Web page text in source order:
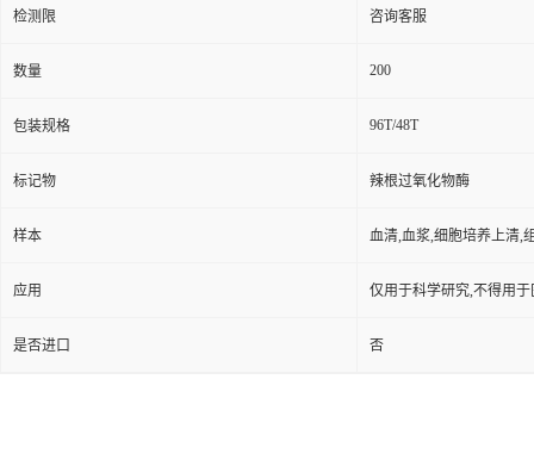
检测限 咨询客服
数量 200
包装规格 96T/48T
标记物 辣根过氧化物酶
样本 血清,血浆,细胞培养上清,
应用 仅用于科学研究,不得用
是否进口 否